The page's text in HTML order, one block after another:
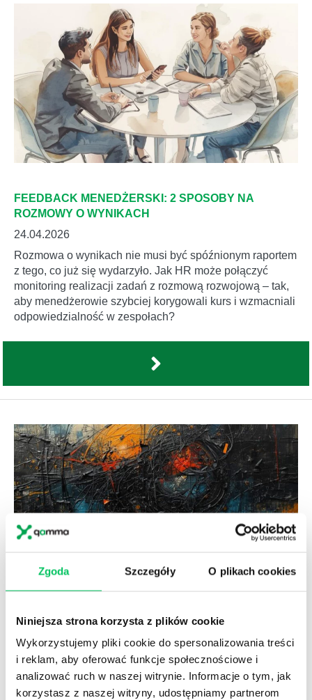
Zgoda Szczegóły O plikach cookies
Niniejsza strona korzysta z plików cookie
Wykorzystujemy pliki cookie do spersonalizowania treści
i reklam, aby oferować funkcje społecznościowe i
analizować ruch w naszej witrynie. Informacje o tym, jak
korzystasz z naszej witryny, udostępniamy partnerom
FEEDBACK MENEDŻERSKI: 2 SPOSOBY NA
ROZMOWY O WYNIKACH
24.04.2026
Rozmowa o wynikach nie musi być spóźnionym raportem
z tego, co już się wydarzyło. Jak HR może połączyć
monitoring realizacji zadań z rozmową rozwojową – tak,
aby menedżerowie szybciej korygowali kurs i wzmacniali
odpowiedzialność w zespołach?
IGNOROWANIE FEEDBACKU: NAJGORSZY BŁĄD W
23.04.2026
Ignorowanie feedbacku pracownika, któremu
delegowałeś zadanie może sprawić, że cały proces